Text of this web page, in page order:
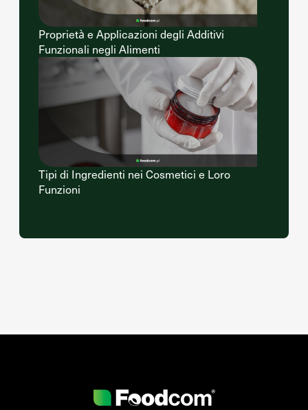
Proprietà e Applicazioni degli Additivi
Funzionali negli Alimenti
Tipi di Ingredienti nei Cosmetici e Loro
Funzioni